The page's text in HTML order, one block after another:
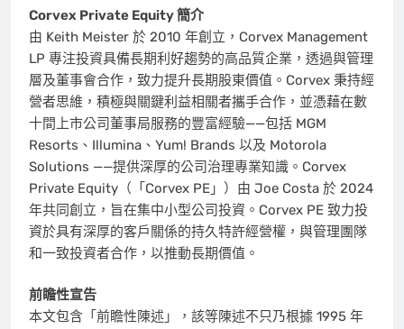
Corvex Private Equity 簡介
由 Keith Meister 於 2010 年創立，Corvex Management
LP 專注投資具備長期利好趨勢的高品質企業，透過與管理
層及董事會合作，致力提升長期股東價值。Corvex 秉持經
營者思維，積極與關鍵利益相關者攜手合作，並憑藉在數
十間上市公司董事局服務的豐富經驗——包括 MGM
Resorts、Illumina、Yum! Brands 以及 Motorola
Solutions ——提供深厚的公司治理專業知識。Corvex
Private Equity（「Corvex PE」）由 Joe Costa 於 2024
年共同創立，旨在集中小型公司投資。Corvex PE 致力投
資於具有深厚的客戶關係的持久特許經營權，與管理團隊
和一致投資者合作，以推動長期價值。
前瞻性宣告
本文包含「前瞻性陳述」，該等陳述不只乃根據 1995 年